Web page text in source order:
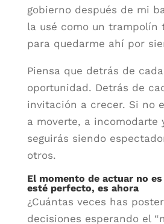
gobierno después de mi
la usé como un trampolín
para quedarme ahí por
Piensa que detrás de
oportunidad. Detrás de
invitación a crecer. Si no
a moverte, a incomodarte
seguirás siendo
otros.
El momento de actuar no
esté perfecto, es ahora
¿Cuántas veces has
decisiones esperando el